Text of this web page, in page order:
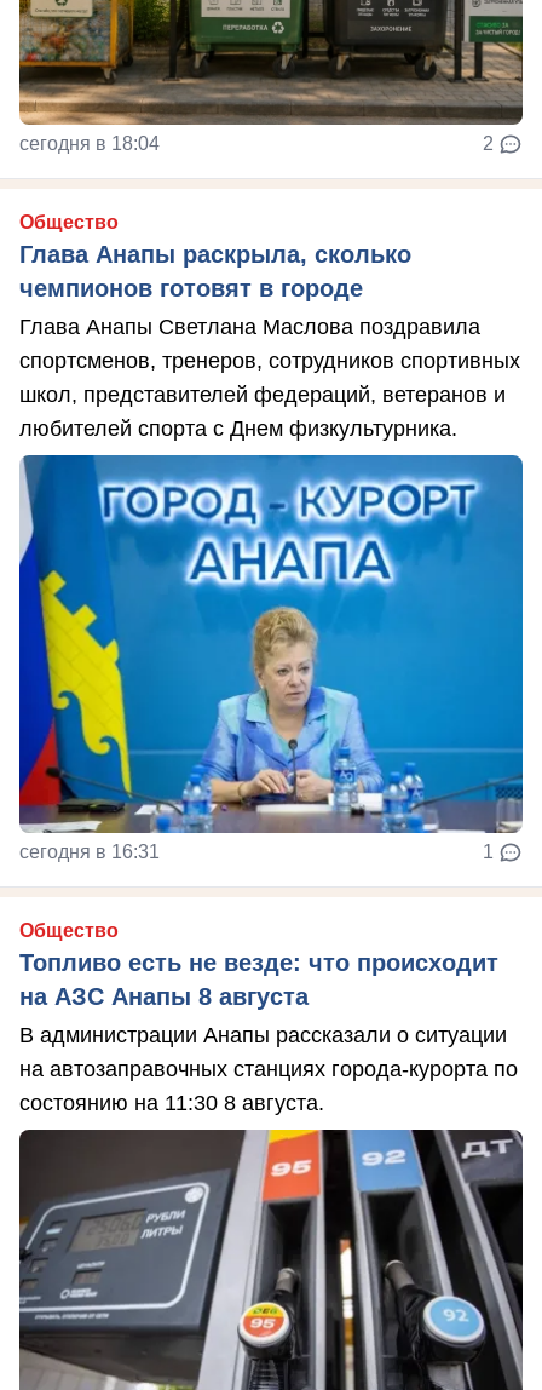
сегодня в 18:04 2
Общество
Глава Анапы раскрыла, сколько
чемпионов готовят в городе
Глава Анапы Светлана Маслова поздравила
спортсменов, тренеров, сотрудников спортивных
школ, представителей федераций, ветеранов и
любителей спорта с Днем физкультурника.
сегодня в 16:31 1
Общество
Топливо есть не везде: что происходит
на АЗС Анапы 8 августа
В администрации Анапы рассказали о ситуации
на автозаправочных станциях города-курорта по
состоянию на 11:30 8 августа.